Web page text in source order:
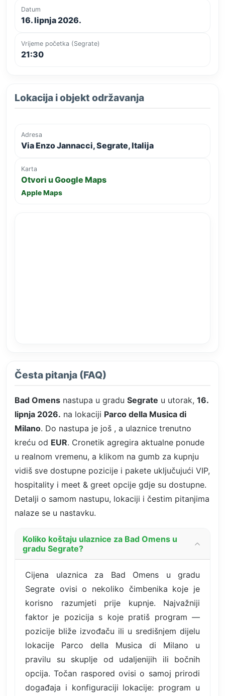
Datum
16. lipnja 2026.
Vrijeme početka (Segrate)
21:30
Lokacija i objekt održavanja
Adresa
Via Enzo Jannacci, Segrate, Italija
Karta
Otvori u Google Maps
Apple Maps
Česta pitanja (FAQ)
Bad Omens nastupa u gradu Segrate u utorak, 16.
lipnja 2026. na lokaciji Parco della Musica di
Milano. Do nastupa je još , a ulaznice trenutno
kreću od EUR. Cronetik agregira aktualne ponude
u realnom vremenu, a klikom na gumb za kupnju
vidiš sve dostupne pozicije i pakete uključujući VIP,
hospitality i meet & greet opcije gdje su dostupne.
Detalji o samom nastupu, lokaciji i čestim pitanjima
nalaze se u nastavku.
Koliko koštaju ulaznice za Bad Omens u
gradu Segrate?
Cijena ulaznica za Bad Omens u gradu
Segrate ovisi o nekoliko čimbenika koje je
korisno razumjeti prije kupnje. Najvažniji
faktor je pozicija s koje pratiš program —
pozicije bliže izvođaču ili u središnjem dijelu
lokacije Parco della Musica di Milano u
pravilu su skuplje od udaljenijih ili bočnih
opcija. Točan raspored ovisi o samoj prirodi
događaja i konfiguraciji lokacije: program u